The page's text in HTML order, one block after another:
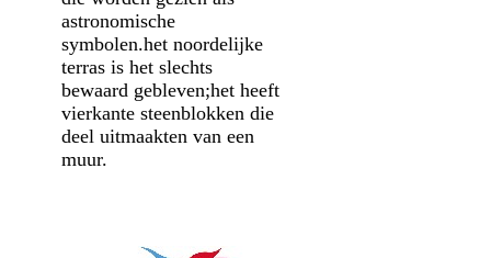
astronomische
symbolen.het noordelijke
terras is het slechts
bewaard gebleven;het heeft
vierkante steenblokken die
deel uitmaakten van een
muur.